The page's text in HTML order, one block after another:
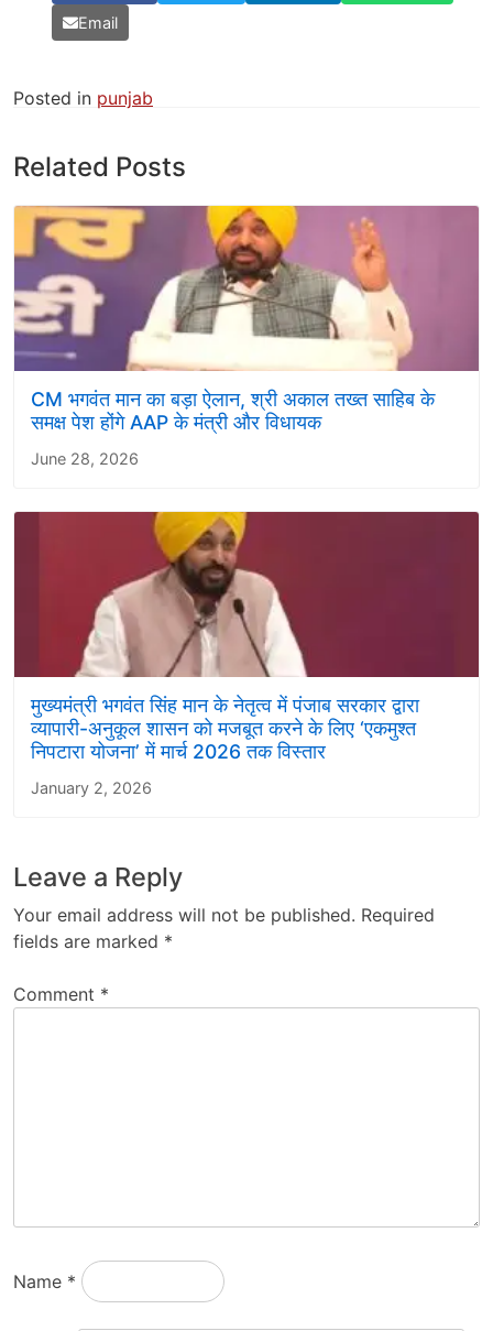
Email
Posted in punjab
Related Posts
CM भगवंत मान का बड़ा ऐलान, श्री अकाल तख्त साहिब के
समक्ष पेश होंगे AAP के मंत्री और विधायक
June 28, 2026
मुख्यमंत्री भगवंत सिंह मान के नेतृत्व में पंजाब सरकार द्वारा
व्यापारी-अनुकूल शासन को मजबूत करने के लिए ‘एकमुश्त
निपटारा योजना’ में मार्च 2026 तक विस्तार
January 2, 2026
Leave a Reply
Your email address will not be published. Required
fields are marked *
Comment *
Name *